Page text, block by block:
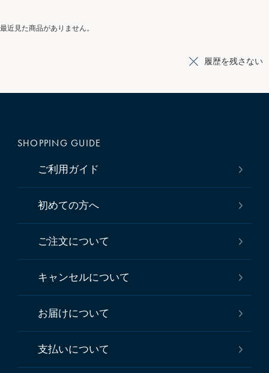
最近見た商品がありません。
履歴を残さない
SHOPPING GUIDE
ご利用ガイド
初めての方へ
ご注文について
キャンセルについて
お届けについて
支払いについて